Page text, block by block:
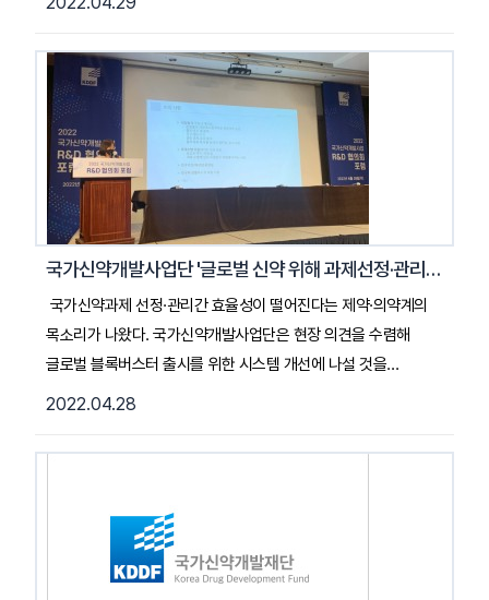
추진전략을 소개하고 향후 운영방안에 대한 의견을 직접 듣고
논의하고자 포럼을 기획했다. 이 자리에는 국가신약개발사업에
참여하는 연구 기관과 각 기업의 대표, 연구책임자 등 60여명이
참석했다. 묵현상 국가신약개발사업단장의 개회사를 시작으로
김순남 R&D 본부장이 ‘국가신약개발사업단 2021년 사업보고 및
향후 추진전략’을 주제로 발표를 진행했다. ...2022. 04. 29.
매경헬스기사 전문 일기 (클릭)
국가신약개발사업단 '글로벌 신약 위해 과제선정·관리개선 나설 것'
국가신약과제 선정·관리간 효율성이 떨어진다는 제약·의약계의
목소리가 나왔다. 국가신약개발사업단은 현장 의견을 수렴해
글로벌 블록버스터 출시를 위한 시스템 개선에 나설 것을
천명했다.국가신약개발사업단은 27일 오후 서울가든호텔
개최했다.이번 포럼에는 국가신약개발사업에 참여하는 연구기관·
추진전략을 발표했다....2022.04.28. 이뉴스투데이기사 전문
2022.04.28